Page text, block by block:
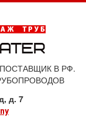
В РФ.
д. 7